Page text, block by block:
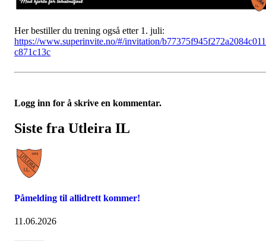
Her bestiller du trening også etter 1. juli:
https://www.superinvite.no/#/invitation/
c871c13c
Logg inn for å skrive en kommentar.
Siste fra Utleira IL
Påmelding til allidrett kommer!
11.06.2026